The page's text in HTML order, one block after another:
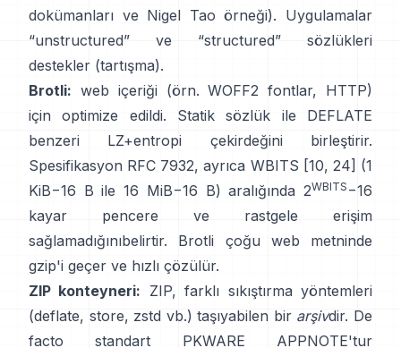
dokümanları ve Nigel Tao örneği). Uygulamalar
“unstructured” ve “structured” sözlükleri
destekler (tartışma).
Brotli: web içeriği (örn. WOFF2 fontlar, HTTP)
için optimize edildi. Statik sözlük ile DEFLATE
benzeri LZ+entropi çekirdeğini birleştirir.
Spesifikasyon RFC 7932, ayrıca WBITS [10, 24] (1
KiB−16 B ile 16 MiB−16 B) aralığında 2WBITS −16
kayar pencere ve
rastgele erişim
sağlamadığınıbelirtir. Brotli çoğu web metninde
gzip'i geçer ve hızlı çözülür.
ZIP konteyneri: ZIP, farklı sıkıştırma yöntemleri
(deflate, store, zstd vb.) taşıyabilen bir arşivdir. De
facto standart PKWARE APPNOTE'tur